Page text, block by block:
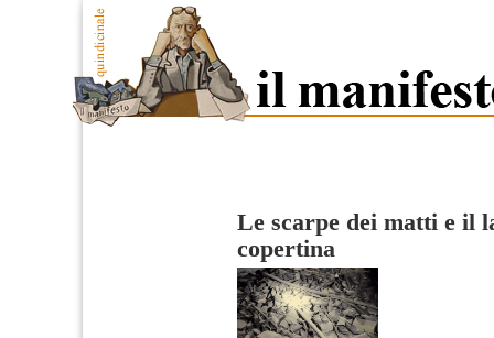
Le scarpe dei matti e il
copertina